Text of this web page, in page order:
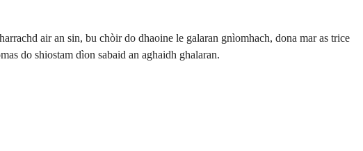
air an sin, bu chòir do dhaoine le galaran gnìomhach, dona mar as trice
do shiostam dìon sabaid an aghaidh ghalaran.